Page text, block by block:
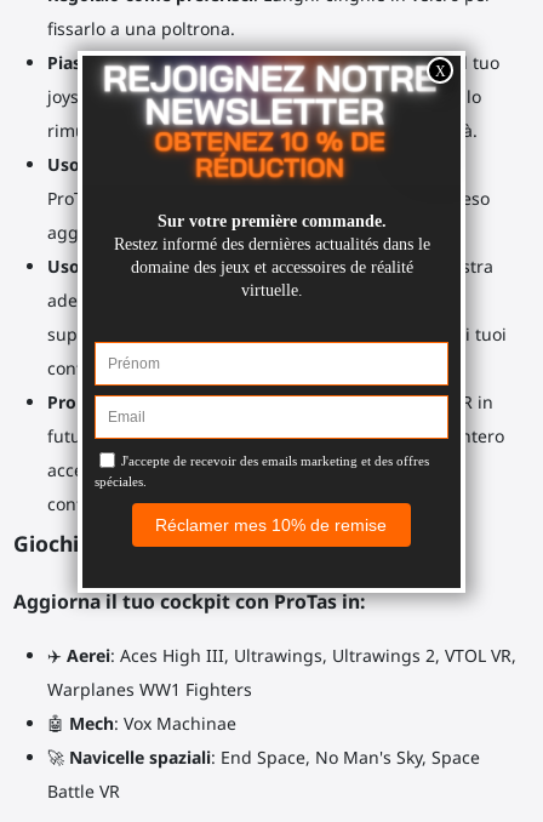
fissarlo a una poltrona.
Piastra adesiva sotto la base di ProTas: Posiziona il tuo
joystick VR sulla scrivania. Nessuna traccia quando lo
rimuovi. Lavalo con acqua per ripristinare l'adesività.
Uso alternativo
: Peso per il fitness. Fissa la base di
ProTas ai supporti del tuo controller e usali come peso
aggiuntivo.
Uso alternativo: Supporti per controller. Con la piastra
adesiva, posiziona le basi del tuo joystick su una
superficie liscia del muro. Ora hai un supporto per i tuoi
controller con i relativi supporti.
Pronto per il futuro: Acquisterai un nuovo visore VR in
futuro? Non sarà necessario acquistare di nuovo l'intero
accessorio. Acquista solo i supporti per i tuoi nuovi
controller.
Giochi consigliati:
Aggiorna il tuo cockpit con ProTas in:
✈️ Aerei: Aces High III, Ultrawings, Ultrawings 2, VTOL VR,
Warplanes WW1 Fighters
🤖 Mech: Vox Machinae
🚀 Navicelle spaziali: End Space, No Man's Sky, Space
Battle VR